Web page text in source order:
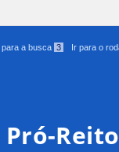
para a busca 3 Ir para o
Pró-